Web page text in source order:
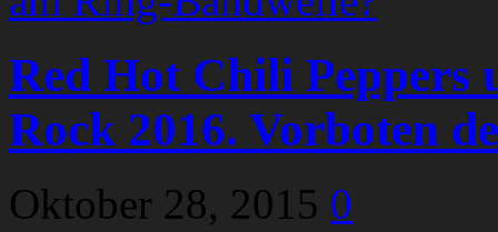
Red Hot Chili Peppers
Rock 2016. Vorboten
Oktober 28, 2015 0